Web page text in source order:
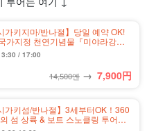
가키지마/반나절】당일 예약 OK!
가지정 천연기념물『미야라강』
진 무료&송영 포함(No.328)
/ 17:00
14,500엔 → 7,900円
가키섬/반나절】3세부터OK！360
섬 상륙 & 보트 스노클링 투어